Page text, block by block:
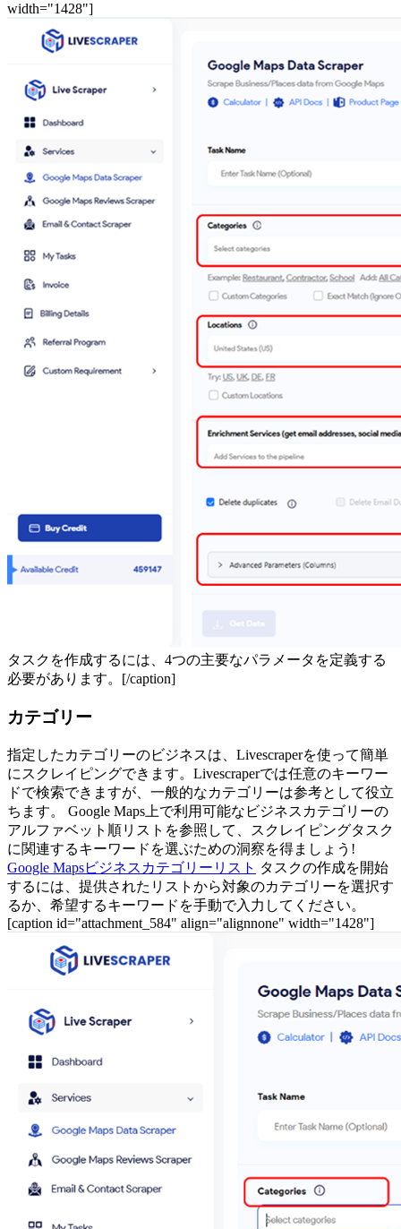
width="1428"]
タスクを作成するには、4つの主要なパラメータを定義する
必要があります。[/caption]
カテゴリー
指定したカテゴリーのビジネスは、Livescraperを使って簡単
にスクレイピングできます。Livescraperでは任意のキーワー
ドで検索できますが、一般的なカテゴリーは参考として役立
ちます。 Google Maps上で利用可能なビジネスカテゴリーの
アルファベット順リストを参照して、スクレイピングタスク
に関連するキーワードを選ぶための洞察を得ましょう!
Google Mapsビジネスカテゴリーリスト タスクの作成を開始
するには、提供されたリストから対象のカテゴリーを選択す
るか、希望するキーワードを手動で入力してください。
[caption id="attachment_584" align="alignnone" width="1428"]